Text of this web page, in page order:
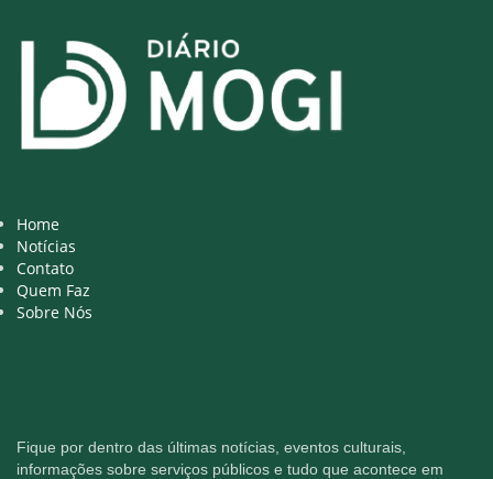
Home
Notícias
Contato
Quem Faz
Sobre Nós
Fique por dentro das últimas notícias, eventos culturais,
informações sobre serviços públicos e tudo que acontece em